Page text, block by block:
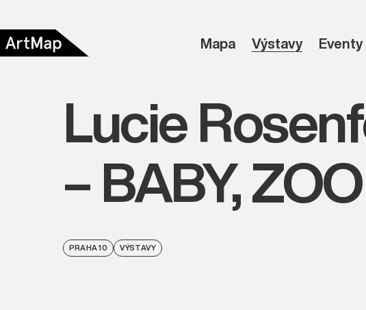
Mapa Výstavy Eventy
Lucie
– BABY,
PRAHA 10 VÝSTAVY